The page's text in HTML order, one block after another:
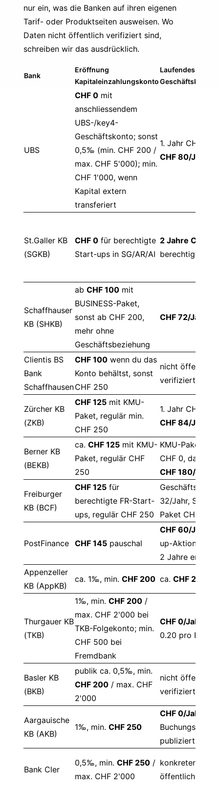
nur ein, was die Banken auf ihren eigenen
Tarif- oder Produktseiten ausweisen. Wo
Daten nicht öffentlich verifiziert sind,
schreiben wir das ausdrücklich.
Bank
Eröffnung
Kapitaleinzahlungskonto
Laufendes CHF-
Geschäftskonto
UBS
CHF 0 mit
anschliessendem
UBS-/key4-
Geschäftskonto; sonst
0,5‰ (min. CHF 200 /
max. CHF 5'000); min.
CHF 1'000, wenn
Kapital extern
transferiert
1. Jahr CHF 0,
CHF 80/Jahr
St.Galler KB
(SGKB)
CHF 0 für berechtigte
Start-ups in SG/AR/AI
2 Jahre CHF 0
berechtigte
Schaffhauser
KB (SHKB)
ab CHF 100 mit
BUSINESS-Paket,
sonst ab CHF 200,
mehr ohne
Geschäftsbeziehung
CHF 72/Jahr
Clientis BS
Bank
Schaffhausen
CHF 100 wenn du das
Konto behältst, sonst
CHF 250
nicht öffentlich
verifiziert
Zürcher KB
(ZKB)
CHF 125 mit KMU-
Paket, regulär min.
CHF 250
1. Jahr CHF 0,
CHF 84/Jahr
Berner KB
(BEKB)
ca. CHF 125 mit KMU-
Paket, regulär CHF
250
KMU-Paket 1.
CHF 0, danach
CHF 180/Jahr
Freiburger
KB (BCF)
CHF 125 für
berechtigte FR-Start-
ups, regulär CHF 250
32/Jahr, Start-
Paket CHF 72/
PostFinance CHF 145 pauschal
CHF 60/Jahr
up-Aktion kann
2 Jahre
Appenzeller
KB (AppKB)
ca. 1‰, min. CHF 200 ca. CHF 28/
Thurgauer KB
(TKB)
1‰, min. CHF 200 /
max. CHF 2'000 bei
TKB-Folgekonto; min.
CHF 500 bei
Fremdbank
CHF 0/Jahr
0.20 pro
Basler KB
(BKB)
publik ca. 0,5‰, min.
CHF 200 / max. CHF
2'000
nicht öffentlich
verifiziert
Aargauische
KB (AKB)
1‰, min. CHF 250
CHF 0/Jahr
publiziert
Bank Cler
0,5‰, min. CHF 250 /
max. CHF 2'000
konkreter Tarif
öffentlich